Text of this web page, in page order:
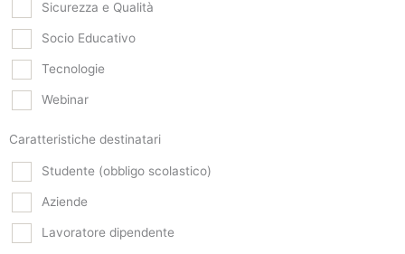
Sicurezza e Qualità
Socio Educativo
Tecnologie
Webinar
Caratteristiche destinatari
Studente (obbligo scolastico)
Aziende
Lavoratore dipendente